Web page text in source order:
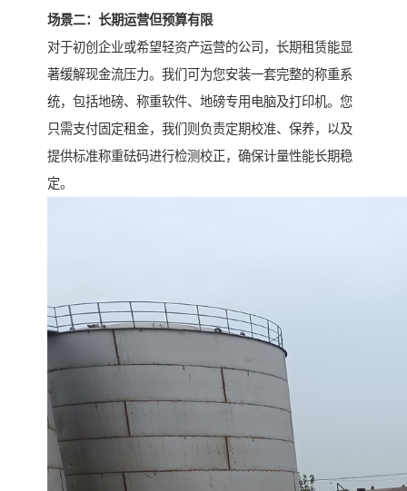
场景二：长期运营但预算有限
对于初创企业或希望轻资产运营的公司，长期租赁能显
著缓解现金流压力。我们可为您安装一套完整的称重系
统，包括地磅、称重软件、地磅专用电脑及打印机。您
只需支付固定租金，我们则负责定期校准、保养，以及
提供标准称重砝码进行检测校正，确保计量性能长期稳
定。